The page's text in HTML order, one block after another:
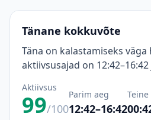
Tänane kokkuvõte
Täna on kalastamiseks väga
aktiivsusajad on 12:42–16:42
Aktiivsus
99/100
Parim aeg
12:42–16:42